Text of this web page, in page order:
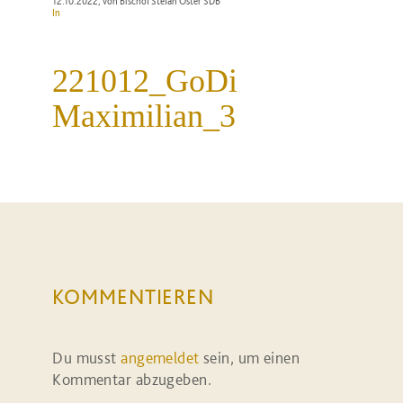
In
221012_GoDi
Maximilian_3
KOMMENTIEREN
Du musstangemeldet sein, um einen
Kommentar abzugeben.